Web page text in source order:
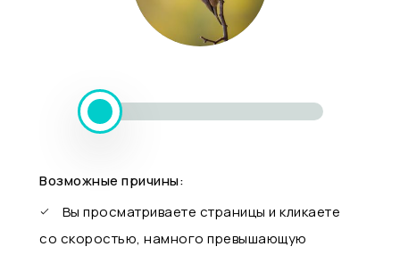
Возможные причины:
Вы просматриваете страницы и кликаете
со скоростью, намного превышающую